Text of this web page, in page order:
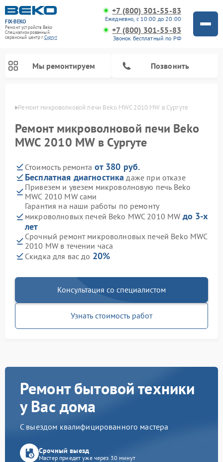
FIX-BEKO
Ремонт устройств Beko
Специализированный
cервисный центр г.Сургут
+7 (800) 301-55-83
Ежедневно, с 10:00 до 20:00
+7 (800) 301-55-83
Звонок бесплатный по РФ
Мы ремонтируем Позвонить
Ремонт микроволновой печи Beko MWC 2010 MW в Сургуте
Ремонт микроволновой печи Beko
MWC 2010 MW в Сургуте
Стоимость ремонта от 380 руб.
Бесплатная диагностика даже при отказе
Привезем и увезем микроволновую печь Beko
MWC 2010 MW сами
Гарантия на наши работы по ремонту
микроволновых печей Beko MWC 2010 MW до 3-х
лет
Срочный ремонт микроволновых печей Beko MWC
2010 MW в течении часа
Скидка для вас до 20%
Консультация со специалистом
Узнать стоимость работ
Ремонт бытовой техники
у Вас дома
С выездом квалифицированного мастера
Срочный выезд
Мастер приедет уже через 30 минут